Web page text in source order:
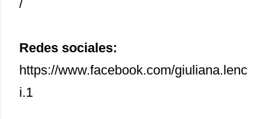
/
Redes sociales:
https://www.facebook.com/giuliana.lenc
i.1